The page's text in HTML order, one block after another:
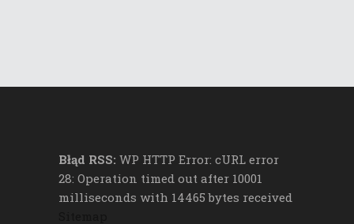
Błąd RSS: WP HTTP Error: cURL error
28: Operation timed out after 10001
milliseconds with 14465 bytes received